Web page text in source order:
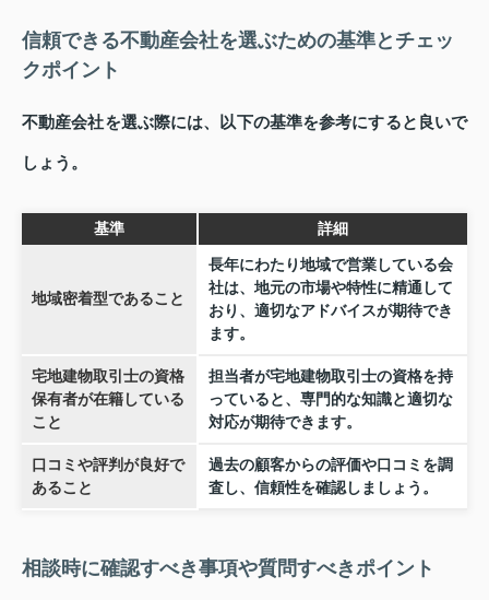
信頼できる不動産会社を選ぶための基準とチェッ
クポイント
不動産会社を選ぶ際には、以下の基準を参考にすると良いで
しょう。
基準 詳細
地域密着型であること
長年にわたり地域で営業している会
社は、地元の市場や特性に精通して
おり、適切なアドバイスが期待でき
ます。
宅地建物取引士の資格
保有者が在籍している
こと
担当者が宅地建物取引士の資格を持
っていると、専門的な知識と適切な
対応が期待できます。
口コミや評判が良好で
あること
過去の顧客からの評価や口コミを調
査し、信頼性を確認しましょう。
相談時に確認すべき事項や質問すべきポイント